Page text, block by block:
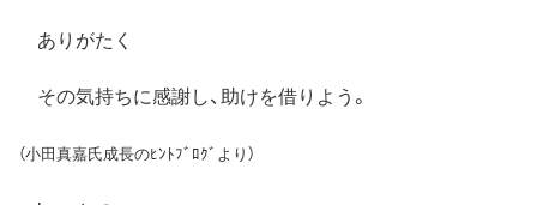
ありがたく
その気持ちに感謝し、助けを借りよう。
（小田真嘉氏成長のﾋﾝﾄﾌﾞﾛｸﾞより）